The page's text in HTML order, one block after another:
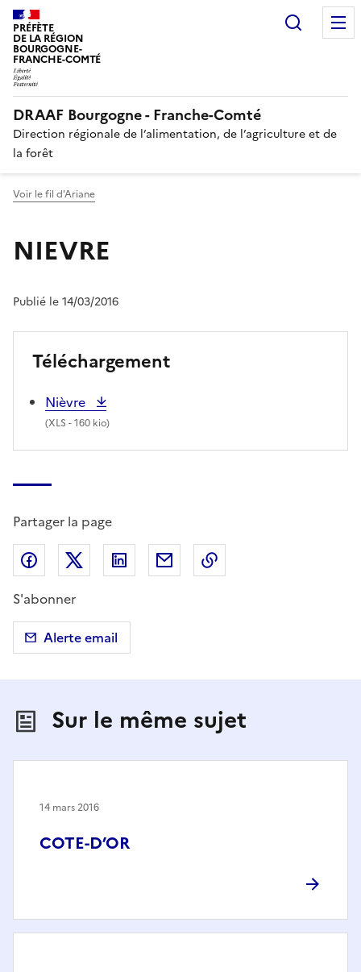
PRÉFÈTE
DE LA RÉGION
BOURGOGNE-
FRANCHE-COMTÉ
DRAAF Bourgogne - Franche-Comté
Direction régionale de l’alimentation, de l’agriculture et de
la forêt
Voir le fil d'Ariane
NIEVRE
Publié le 14/03/2016
Téléchargement
Nièvre
(XLS - 160 kio)
Partager la page
Partager sur Facebook
Partager sur X (anciennement Twitter)
Partager sur LinkedIn
Partager par email
S'abonner
Alerte email
Sur le même sujet
COTE-D’OR
14 mars 2016